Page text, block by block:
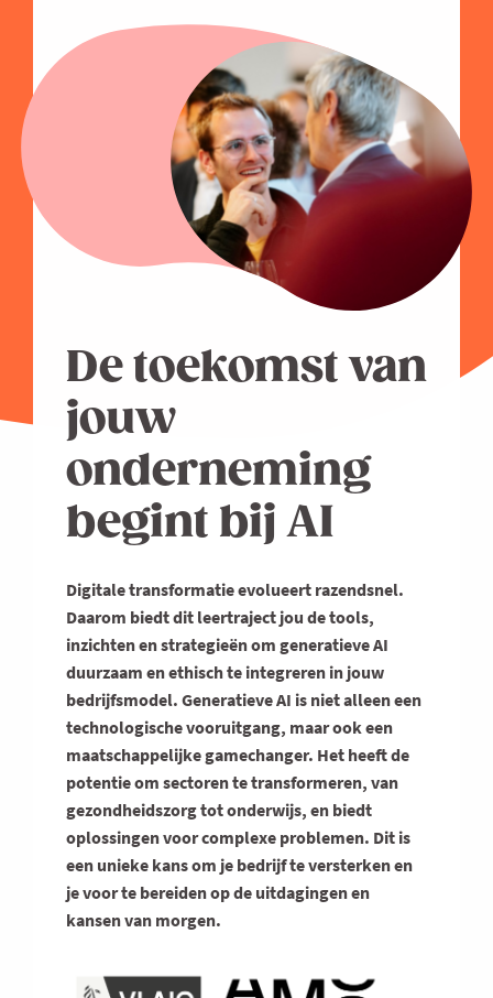
De toekomst van
jouw
onderneming
begint bij AI
Digitale transformatie evolueert razendsnel.
Daarom biedt dit leertraject jou de tools,
inzichten en strategieën om generatieve AI
duurzaam en ethisch te integreren in jouw
bedrijfsmodel. Generatieve AI is niet alleen een
technologische vooruitgang, maar ook een
maatschappelijke gamechanger. Het heeft de
potentie om sectoren te transformeren, van
gezondheidszorg tot onderwijs, en biedt
oplossingen voor complexe problemen. Dit is
een unieke kans om je bedrijf te versterken en
je voor te bereiden op de uitdagingen en
kansen van morgen.